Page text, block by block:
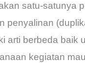
satu-satunya
penyalinan
arti berbeda baik
kegiatan